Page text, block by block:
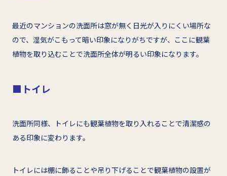
最近のマンションの洗面所は窓が無く日光が入りにくい場所な
ので、湿気がこもって暗い印象になりがちですが、ここに観葉
植物を取り込むことで洗面所全体が明るい印象になります。
■トイレ
洗面所同様、トイレにも観葉植物を取り入れることで清潔感の
ある印象に変わります。
トイレには棚に飾ることや吊り下げることで観葉植物の設置が